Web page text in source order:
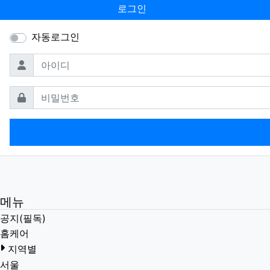
로그인
자동로그인
아이디
필수
비밀번호필수
메뉴
공지(필독)
홈케어
지역별
서울